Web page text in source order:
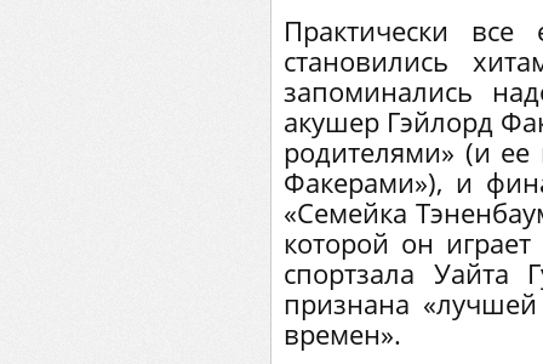
Практически
становились
запоминались
акушер Гэйлорд
родителями» (и ее
Факерами»), и
«Семейка
которой он
спортзала Уайта
признана
времен».